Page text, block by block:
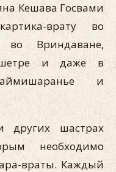
Кешава Госвами
врату во
во Вриндаване,
и даже в
и
других шастрах
необходимо
враты. Каждый